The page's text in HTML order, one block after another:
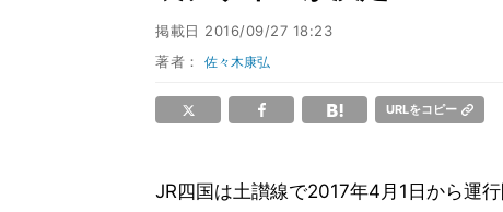
掲載日 2016/09/27 18:23
著者：佐々木康弘
URLをコピー
JR四国は土讃線で2017年4月1日から運